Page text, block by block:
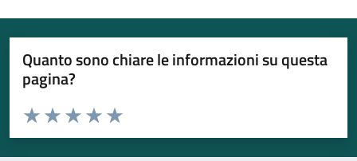
Quanto sono chiare le informazioni su questa
pagina?
Valuta da 1 a 5 stelle la pagina
Valuta 5 stelle su 5
Valuta 4 stelle su 5
Valuta 3 stelle su 5
Valuta 2 stelle su 5
Valuta 1 stelle su 5